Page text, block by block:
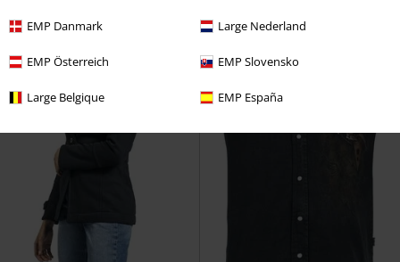
EMP Danmark Large Nederland
EMP Österreich EMP Slovensko
Large Belgique EMP España